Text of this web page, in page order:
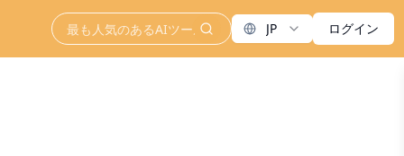
search JP ログイン